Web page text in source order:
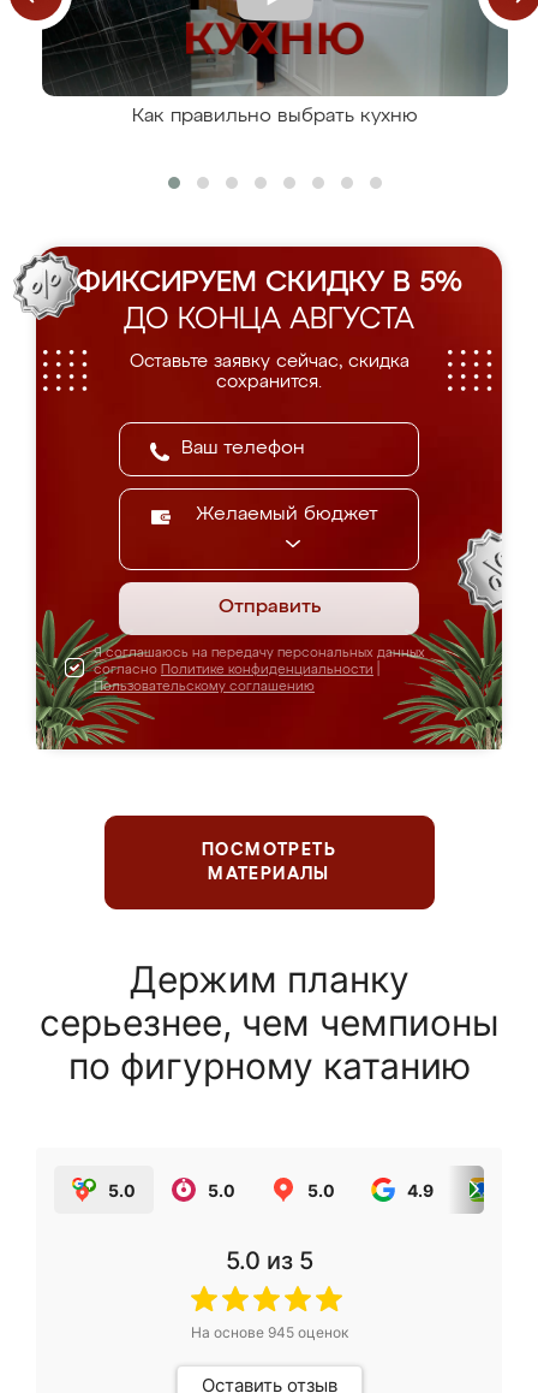
Как правильно выбрать кухню
ФИКСИРУЕМ СКИДКУ В 5%
ДО КОНЦА АВГУСТА
Оставьте заявку сейчас, скидка
сохранится.
Желаемый бюджет
Отправить
Я соглашаюсь на передачу персональных данных
согласно Политике конфиденциальности
Пользовательскому соглашению
ПОСМОТРЕТЬ
МАТЕРИАЛЫ
Держим планку
серьезнее, чем чемпионы
по фигурному катанию
5.0 5.0 5.0 4.9
5.0 из 5
На основе 945оценок
Оставить отзыв